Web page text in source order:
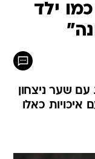
ילד
עם שער ניצחון
כאלו